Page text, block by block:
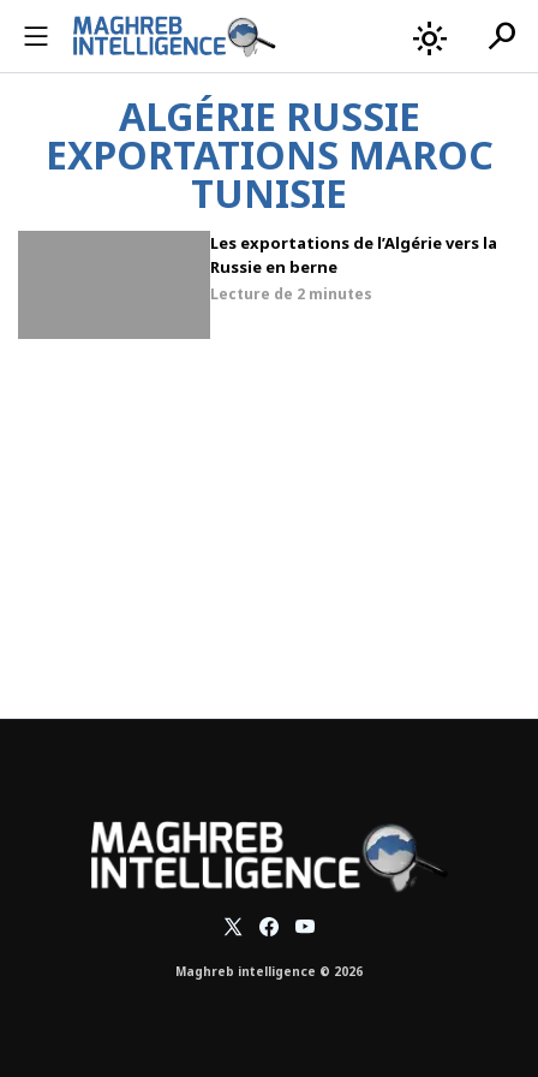
light_mode search
ALGÉRIE RUSSIE
EXPORTATIONS MAROC
TUNISIE
Les exportations de l’Algérie vers la
Russie en berne
Lecture de 2 minutes
Maghreb intelligence © 2026